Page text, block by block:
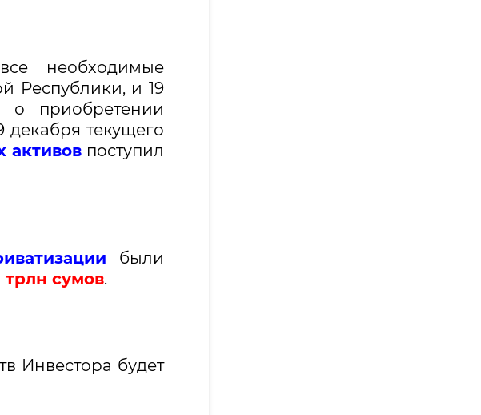
необходимые
Республики, и 19
о приобретении
декабря текущего
активов поступил
были
трлн сумов.
Инвестора будет